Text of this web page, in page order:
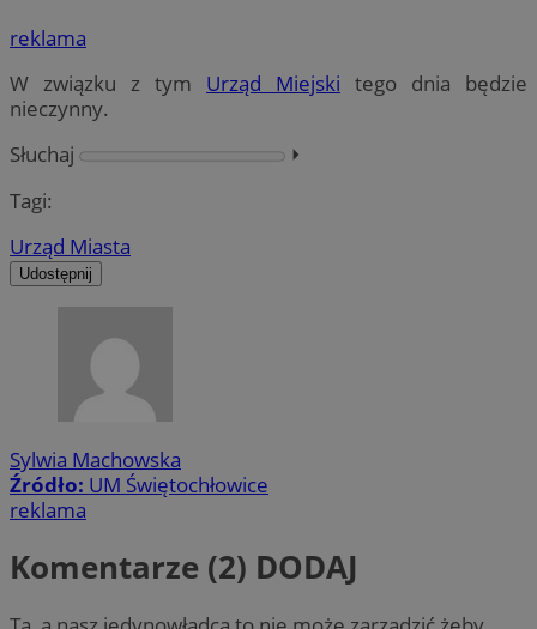
reklama
W związku z tym Urząd Miejski tego dnia będzie
nieczynny.
Słuchaj
⏵︎
Tagi:
Urząd Miasta
Udostępnij
Sylwia Machowska
Źródło: UM Świętochłowice
reklama
Komentarze (2) DODAJ